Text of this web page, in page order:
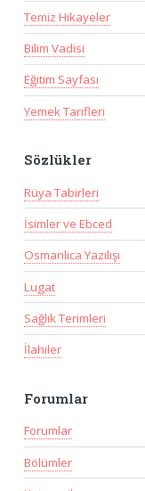
Temiz Hikayeler
Bilim Vadisi
Eğitim Sayfası
Yemek Tarifleri
Sözlükler
Rüya Tabirleri
İsimler ve Ebced
Osmanlıca Yazılışı
Lugat
Sağlık Terimleri
İlahiler
Forumlar
Forumlar
Bölümler